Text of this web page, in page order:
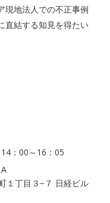
現地法人での不正事例
直結する知見を得たい
：00～16：05
１丁目３−７ 日経ビル